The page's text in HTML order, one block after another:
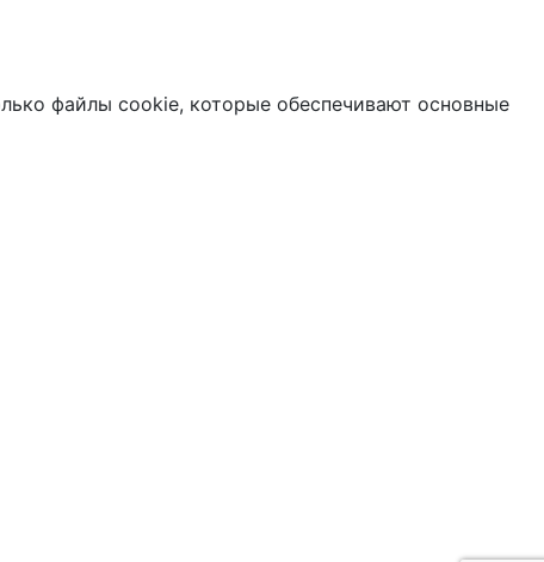
файлы cookie, которые обеспечивают основные